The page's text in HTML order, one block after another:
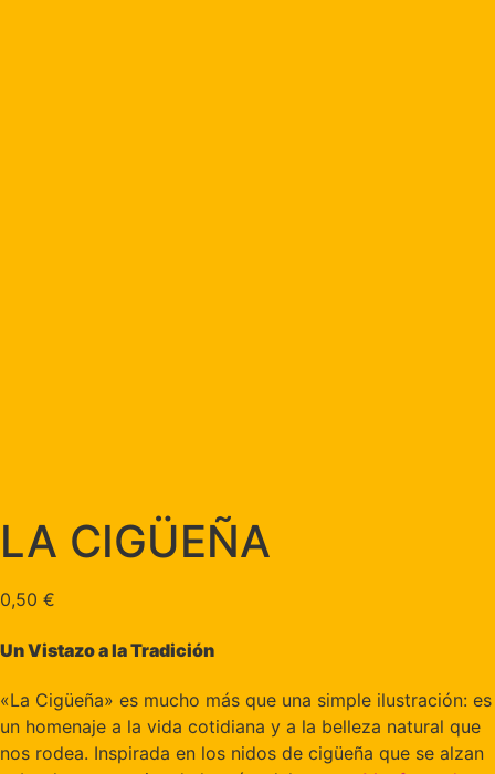
LA CIGÜEÑA
0,50 €
Un Vistazo a la Tradición
«La Cigüeña» es mucho más que una simple ilustración: es
un homenaje a la vida cotidiana y a la belleza natural que
nos rodea. Inspirada en los nidos de cigüeña que se alzan